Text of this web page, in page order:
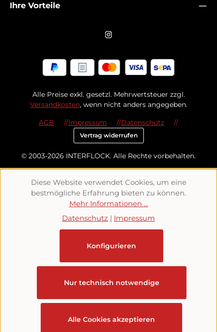
Ihre Vorteile
Alle Preise exkl. gesetzl. Mehrwertsteuer zzgl.
Versandkosten, wenn nicht anders angegeben.
© 2003-2026 INTERFLOCK. Alle Rechte vorbehalten.
AGB Impressum Datenschutz
Vertrag widerrufen
Diese Website verwendet Cookies, um eine
bestmögliche Erfahrung bieten zu können.
Mehr Informationen ...
Datenschutz | Impressum
Nur technisch notwendige
Konfigurieren
Alle Cookies akzeptieren